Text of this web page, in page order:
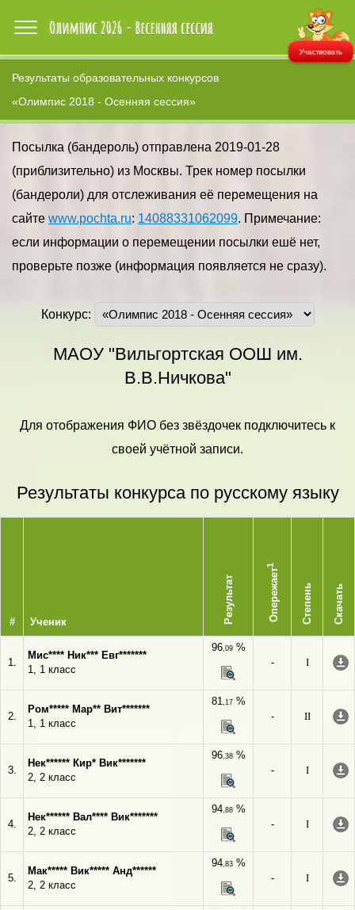
Участвовать
Результаты образовательных конкурсов
«Олимпис 2018 - Осенняя сессия»
Посылка (бандероль) отправлена 2019-01-28
(приблизительно) из Москвы. Трек номер посылки
(бандероли) для отслеживания её перемещения на
сайте www.pochta.ru: 14088331062099. Примечание:
если информации о перемещении посылки ешё нет,
проверьте позже (информация появляется не сразу).
Конкурс:
МАОУ "Вильгортская ООШ им.
В.В.Ничкова"
Для отображения ФИО без звёздочек подключитесь к
своей учётной записи.
Результаты конкурса по русскому языку
# Ученик Результат Опережает
1
Степень Скачать
1.
Мис**** Ник*** Евг*******
1, 1 класс
96,09%
-
I
2.
Ром***** Мар** Вит*******
1, 1 класс
81,17%
-
II
3.
Нек****** Кир* Вик*******
2, 2 класс
96,38%
-
I
4.
Нек****** Вал**** Вик*******
2, 2 класс
94,88%
-
I
5.
Мак***** Вик***** Анд******
2, 2 класс
94,83%
-
I